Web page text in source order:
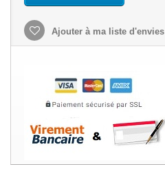
Ajouter à ma liste d'envies